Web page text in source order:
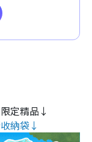
定精品↓
納袋↓